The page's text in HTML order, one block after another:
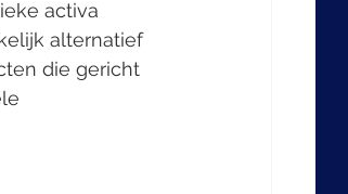
activa
alternatief
die gericht